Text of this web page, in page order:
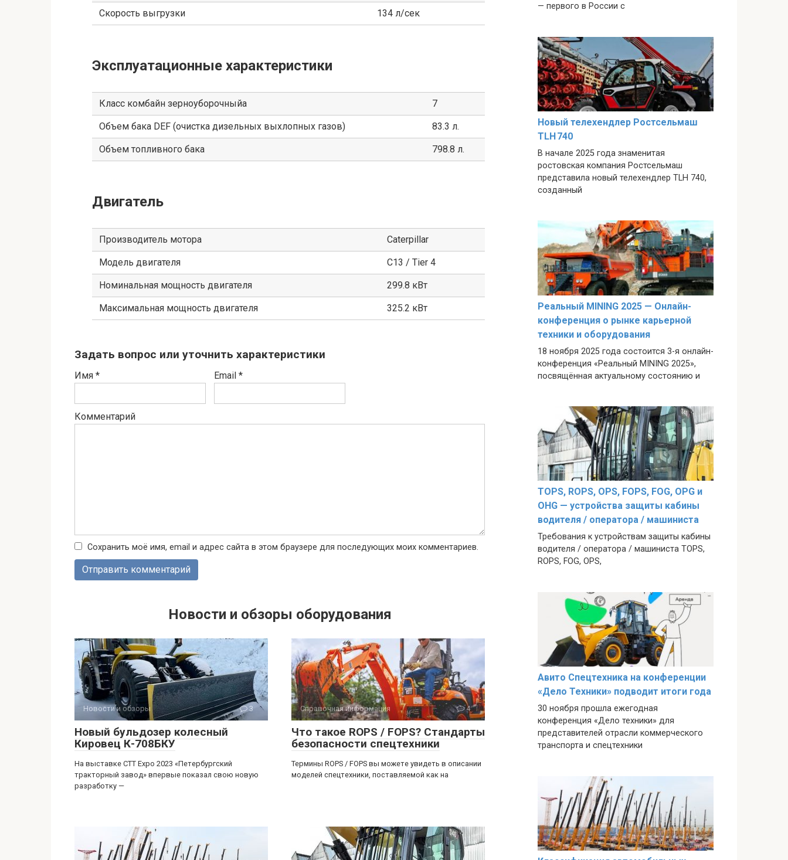
Скорость выгрузки 134 л/сек
Эксплуатационные характеристики
Класс комбайн зерноуборочныйа 7
Объем бака DEF (очистка дизельных выхлопных газов) 83.3 л.
Объем топливного бака 798.8 л.
Двигатель
Производитель мотора Caterpillar
Модель двигателя C13 / Tier 4
Номинальная мощность двигателя 299.8 кВт
Максимальная мощность двигателя 325.2 кВт
Задать вопрос или уточнить характеристики
Имя * Email *
Комментарий
Сохранить моё имя, email и адрес сайта в этом браузере для последующих моих комментариев.
Новости и обзоры оборудования
Новости и обзоры 3
Новый бульдозер колесный
Кировец К-708БКУ
На выставке CTT Expo 2023 «Петербургский
тракторный завод» впервые показал свою новую
разработку —
Справочная информация 4
Что такое ROPS / FOPS? Стандарты
безопасности спецтехники
Термины ROPS / FOPS вы можете увидеть в описании
моделей спецтехники, поставляемой как на
— первого в России с
Новый телехендлер Ростсельмаш
TLH 740
В начале 2025 года знаменитая
ростовская компания Ростсельмаш
представила новый телехендлер TLH 740,
созданный
Реальный MINING 2025 — Онлайн-
конференция о рынке карьерной
техники и оборудования
18 ноября 2025 года состоится 3-я онлайн-
конференция «Реальный MINING 2025»,
посвящённая актуальному состоянию и
TOPS, ROPS, OPS, FOPS, FOG, OPG и
OHG — устройства защиты кабины
водителя / оператора / машиниста
Требования к устройствам защиты кабины
водителя / оператора / машиниста TOPS,
ROPS, FOG, OPS,
Авито Спецтехника на конференции
«Дело Техники» подводит итоги года
30 ноября прошла ежегодная
конференция «Дело техники» для
представителей отрасли коммерческого
транспорта и спецтехники